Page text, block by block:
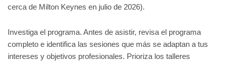
cerca de Milton Keynes en julio de 2026).
Investiga el programa. Antes de asistir, revisa el programa
completo e identifica las sesiones que más se adaptan a tus
intereses y objetivos profesionales. Prioriza los talleres